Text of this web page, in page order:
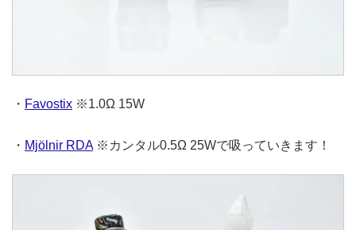
・ Favostix ※1.0Ω 15W
・ Mjölnir RDA※カンタル0.5Ω 25Wで吸っていきます！